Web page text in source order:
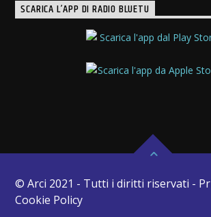
SCARICA L’APP DI RADIO BLUETU
© Arci 2021 - Tutti i diritti riservati -
Cookie Policy